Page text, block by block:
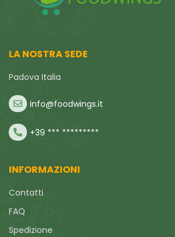
LA NOSTRA SEDE
Padova Italia
info@foodwings.it
+39 *** *********
INFORMAZIONI
Contatti
FAQ
Spedizione